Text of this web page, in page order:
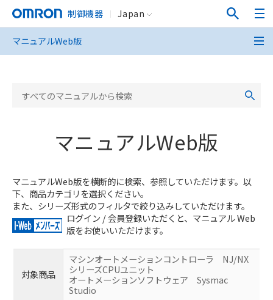
制御機器 Japan
マニュアルWeb版
マニュアルWeb版
マニュアルWeb版を横断的に検索、参照していただけます。以
下、商品カテゴリを選択ください。
また、シリーズ形式のフィルタで絞り込みしていただけます。
ログイン / 会員登録いただくと、マニュアル Web
版をお使いいただけます。
対象商品
マシンオートメーションコントローラ NJ/NX
シリーズCPUユニット
オートメーションソフトウェア Sysmac
Studio